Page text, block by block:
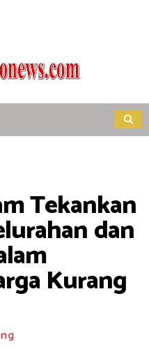
Tekankan
dan
Kurang